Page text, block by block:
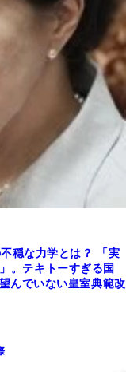
穏な力学とは？ 「実
。テキトーすぎる国
んでいない皇室典範改